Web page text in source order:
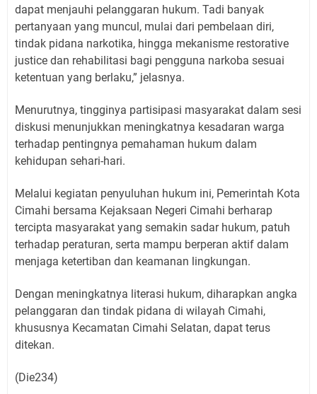
dapat menjauhi pelanggaran hukum. Tadi banyak
pertanyaan yang muncul, mulai dari pembelaan diri,
tindak pidana narkotika, hingga mekanisme restorative
justice dan rehabilitasi bagi pengguna narkoba sesuai
ketentuan yang berlaku,” jelasnya.
Menurutnya, tingginya partisipasi masyarakat dalam sesi
diskusi menunjukkan meningkatnya kesadaran warga
terhadap pentingnya pemahaman hukum dalam
kehidupan sehari-hari.
Melalui kegiatan penyuluhan hukum ini, Pemerintah Kota
Cimahi bersama Kejaksaan Negeri Cimahi berharap
tercipta masyarakat yang semakin sadar hukum, patuh
terhadap peraturan, serta mampu berperan aktif dalam
menjaga ketertiban dan keamanan lingkungan.
Dengan meningkatnya literasi hukum, diharapkan angka
pelanggaran dan tindak pidana di wilayah Cimahi,
khususnya Kecamatan Cimahi Selatan, dapat terus
ditekan.
(Die234)